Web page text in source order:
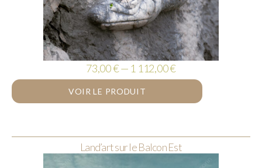
73,00 € — 1 112,00 €
VOIR LE PRODUIT
Land’art sur le Balcon Est